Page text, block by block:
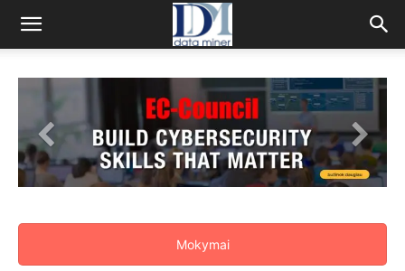
Mokymai